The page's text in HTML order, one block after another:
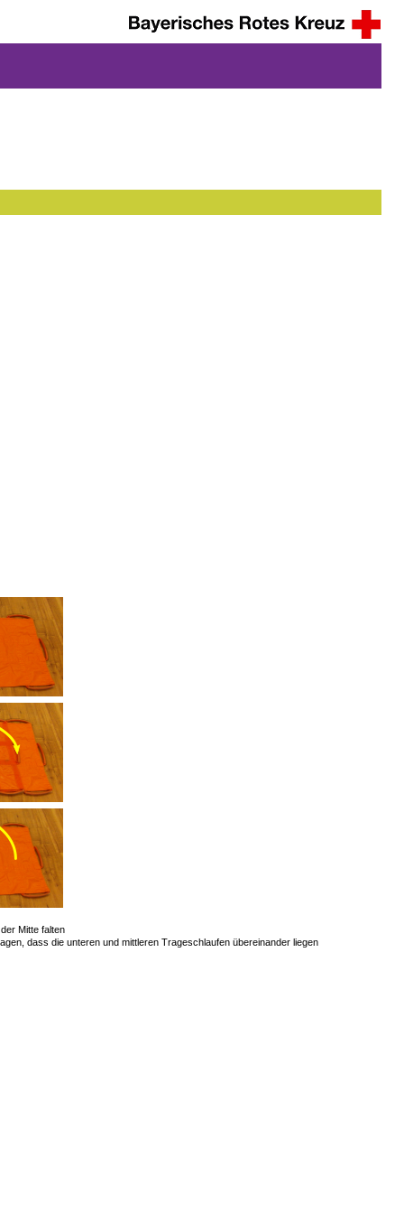
Mitte falten
dass die unteren und mittleren Trageschlaufen übereinander liegen